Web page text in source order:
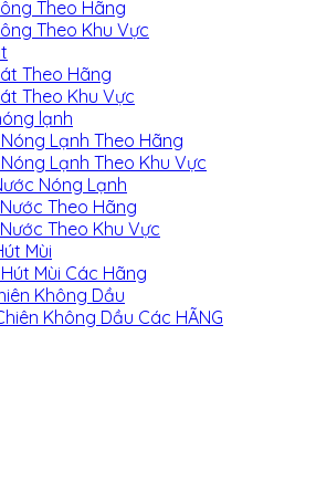
Theo Hãng
Theo Khu Vực
Theo Hãng
Theo Khu Vực
lạnh
Lạnh Theo Hãng
Lạnh Theo Khu Vực
Nóng Lạnh
Theo Hãng
Theo Khu Vực
Mùi
Mùi Các Hãng
Không Dầu
Không Dầu Các HÃNG